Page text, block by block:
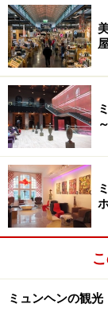
ミュンヘンの観光